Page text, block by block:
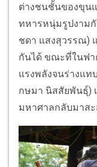
ต่างชนชั้นของขุน
ทหารหนุ่มรูปงาม
ชดา แสงสุวรรณ)
กันได้ ขณะที่ในฟ
แรงพลังจนร่างแ
กษมา นิสสัยพันธุ์)
มหาศาลกลับมาส